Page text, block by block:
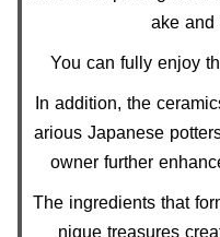
ake and
You can fully enjoy
In addition, the
arious Japanese
owner further
The ingredients that
nique treasures